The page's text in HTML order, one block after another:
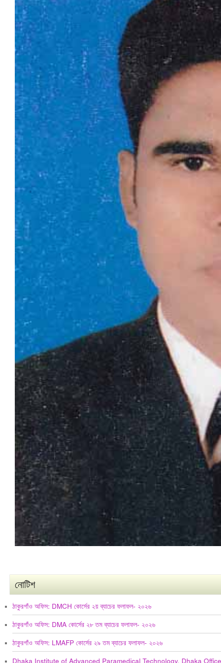
নোটিশ
ঠাকুরগাঁও অফিস: DMCH কোর্সের ২য় ব্যাচের ফলাফল- ২০২৬
ঠাকুরগাঁও অফিস: DMA কোর্সের ২৮ তম ব্যাচের ফলাফল- ২০২৬
ঠাকুরগাঁও অফিস: LMAFP কোর্সের ২৯ তম ব্যাচের ফলাফল- ২০২৬
Dhaka Institute of Advanced Paramedical Technology, Dhaka